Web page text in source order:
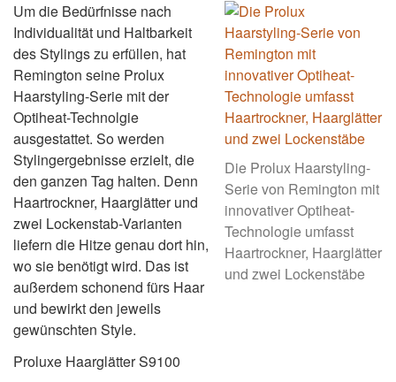
Die Prolux Haarstyling-
Serie von Remington mit
innovativer Optiheat-
Technologie umfasst
Haartrockner, Haarglätter
und zwei Lockenstäbe
Um die Bedürfnisse nach
Individualität und Haltbarkeit
des Stylings zu erfüllen, hat
Remington seine Prolux
Haarstyling-Serie mit der
Optiheat-Technolgie
ausgestattet. So werden
Stylingergebnisse erzielt, die
den ganzen Tag halten. Denn
Haartrockner, Haarglätter und
zwei Lockenstab-Varianten
liefern die Hitze genau dort hin,
wo sie benötigt wird. Das ist
außerdem schonend fürs Haar
und bewirkt den jeweils
gewünschten Style.
Proluxe Haarglätter S9100